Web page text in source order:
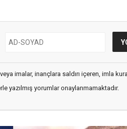
imalar, inançlara saldırı içeren, imla
yazılmış yorumlar onaylanmamaktadır.